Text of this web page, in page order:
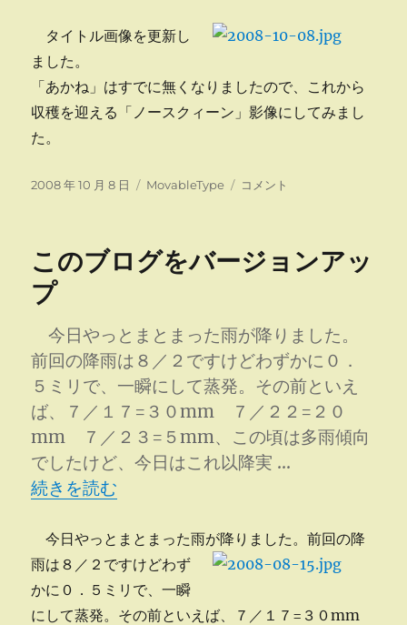
タイトル画像を更新し
ました。
「あかね」はすでに無くなりましたので、これから
収穫を迎える「ノースクィーン」影像にしてみまし
た。
投
2008 年 10 月 8 日
カ
ー
MovableType
タ
画
に
コメント
このブログをバージョンアッ
プ
今日やっとまとまった雨が降りました。
前回の降雨は８／２ですけどわずかに０．
５ミリで、一瞬にして蒸発。その前といえ
ば、７／１７=３０mm ７／２２=２０
mm ７／２３=５mm、この頃は多雨傾向
でしたけど、今日はこれ以降実 …
“このブログをバージョンアップ” の
続きを読む
今日やっとまとまった雨が降りました。前回の降
雨は８／２ですけどわず
かに０．５ミリで、一瞬
にして蒸発。その前といえば、７／１７=３０mm